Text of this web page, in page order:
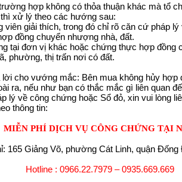
hợp không có thỏa thuận khác mà tổ
xử lý theo các hướng sau:
viên giải thích, trong đó chỉ rõ căn cứ pháp
đồng chuyển nhượng nhà, đất.
tại đơn vị khác hoặc chứng thực hợp đồng
phường, thị trấn nơi có đất.
lời cho vướng mắc: Bên mua không hủy hợp
ra, nếu như bạn có thắc mắc gì liên quan
lý về công chứng hoặc Sổ đỏ, xin vui lòng
thông tin:
MIỄN PHÍ DỊCH VỤ CÔNG CHỨNG TẠI
165 Giảng Võ, phường Cát Linh, quận Đống
Hotline : 0966.22.7979 – 0935.669.669